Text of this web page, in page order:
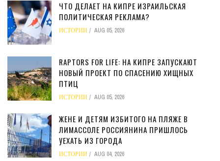
ЧТО ДЕЛАЕТ НА КИПРЕ ИЗРАИЛЬСКАЯ
ПОЛИТИЧЕСКАЯ РЕКЛАМА?
ИСТОРИИ AUG 05, 2026
RAPTORS FOR LIFE: НА КИПРЕ ЗАПУСКАЮТ
НОВЫЙ ПРОЕКТ ПО СПАСЕНИЮ ХИЩНЫХ
ПТИЦ
ИСТОРИИ AUG 05, 2026
ЖЕНЕ И ДЕТЯМ ИЗБИТОГО НА ПЛЯЖЕ В
ЛИМАССОЛЕ РОССИЯНИНА ПРИШЛОСЬ
УЕХАТЬ ИЗ ГОРОДА
ИСТОРИИ AUG 04, 2026